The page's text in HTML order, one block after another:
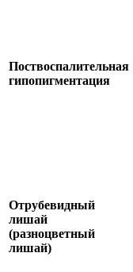
Поствоспалительная
гипопигментация
Отрубевидный
лишай
(разноцветный
лишай)